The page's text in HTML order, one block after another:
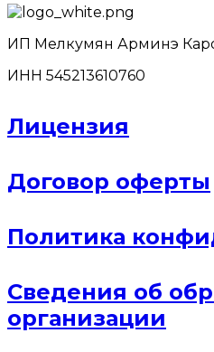
ИП Мелкумян Арминэ
ИНН 545213610760
Лицензия
Договор оферты
Политика
Сведения об
организации